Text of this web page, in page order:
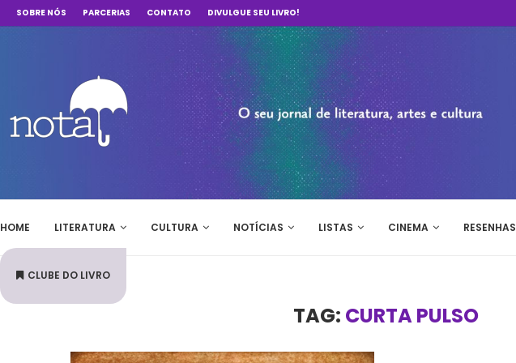
SOBRE NÓS PARCERIAS CONTATO DIVULGUE SEU LIVRO!
HOME LITERATURA CULTURA NOTÍCIAS LISTAS CINEMA RESENHAS
CLUBE DO LIVRO
TAG: CURTA PULSO